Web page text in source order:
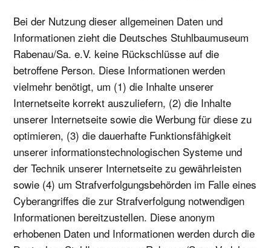
Bei der Nutzung dieser allgemeinen Daten und
Informationen zieht die Deutsches Stuhlbaumuseum
Rabenau/Sa. e.V. keine Rückschlüsse auf die
betroffene Person. Diese Informationen werden
vielmehr benötigt, um (1) die Inhalte unserer
Internetseite korrekt auszuliefern, (2) die Inhalte
unserer Internetseite sowie die Werbung für diese zu
optimieren, (3) die dauerhafte Funktionsfähigkeit
unserer informationstechnologischen Systeme und
der Technik unserer Internetseite zu gewährleisten
sowie (4) um Strafverfolgungsbehörden im Falle eines
Cyberangriffes die zur Strafverfolgung notwendigen
Informationen bereitzustellen. Diese anonym
erhobenen Daten und Informationen werden durch die